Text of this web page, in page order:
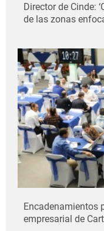
Director de Cinde:
de las zonas
Encadenamientos
empresarial de